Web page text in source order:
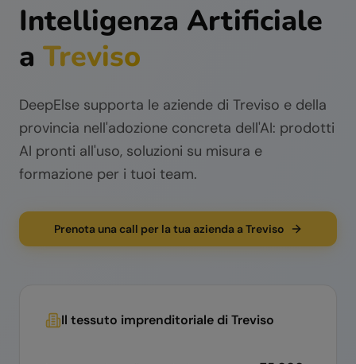
Intelligenza Artificiale
a Treviso
DeepElse supporta le aziende di Treviso e della
provincia nell'adozione concreta dell'AI: prodotti
AI pronti all'uso, soluzioni su misura e
formazione per i tuoi team.
Prenota una call per la tua azienda a Treviso
Il tessuto imprenditoriale diTreviso